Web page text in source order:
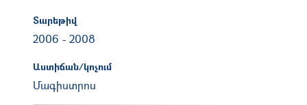
Տարեթիվ
2006 - 2008
Աստիճան/կոչում
Մագիստրոս